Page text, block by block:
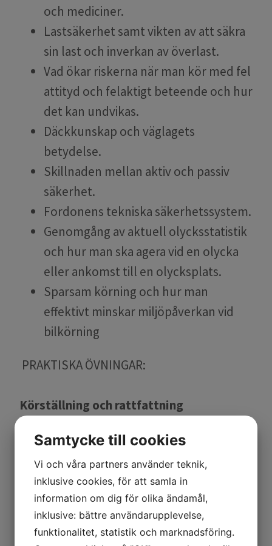
och mediciner.
Lastsäkerhet samt vikten av att säkra
sin last och inverkan av överlast.
Vad ökar riskerna när man kör med fel
attityd och felaktigt beteende och hur
det kan undvikas.
Däckkunskap och väglagets
betydelse.
Skillnaden mellan aktiv och passiv
säkerhet.
Fordonens tekniska säkerhetssystem.
Genomgång av aktuell olycksstatistik
och hur man ska agera vid en olycka
eller ankomst till en olycksplats.
Sparsam körning och hur man
effektivt minskar miljöpåverkan vid
bilkörning
PRAKTISKA ÖVNINGAR:
Körställning och rattfattning
sitter på ett korrekt sätt i bilen och vikten
av att justera ratt och att använda bilens
säkerhetsbälte. Vi lär ut rattfattning och
vilken teknik man skall använda vid en
undanmanönver.
Samtycke till cookies
Vi och våra partners använder teknik,
inklusive cookies, för att samla in
information om dig för olika ändamål,
inklusive: bättre användarupplevelse,
funktionalitet, statistik och marknadsföring.